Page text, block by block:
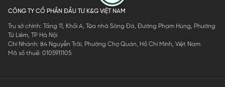
CÔNG TY CỔ PHẦN ĐẦU TƯ K&G VIỆT NAM
Trụ sở chính: Tầng 11, Khối A, Tòa nhà Sông Đà, Đường Phạm Hùng, Phường
Từ Liêm, TP Hà Nội
Chi Nhánh: 84 Nguyễn Trãi, Phường Chợ Quán, Hồ Chí Minh, Việt Nam
Mã số thuế: 0105911105